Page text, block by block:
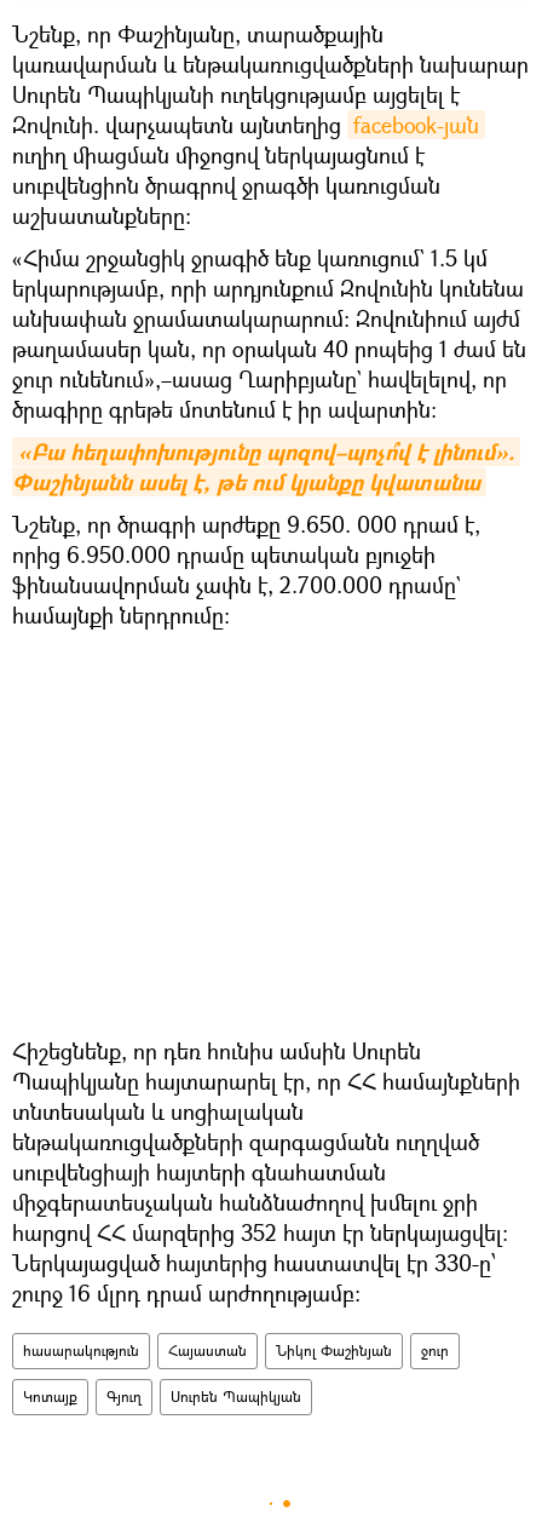
Նշենք, որ Փաշինյանը, տարածքային
կառավարման և ենթակառուցվածքների նախարար
Սուրեն Պապիկյանի ուղեկցությամբ այցելել է
Զովունի. վարչապետն այնտեղից facebook-յան
ուղիղ միացման միջոցով ներկայացնում է
սուբվենցիոն ծրագրով ջրագծի կառուցման
աշխատանքները։
«Հիմա շրջանցիկ ջրագիծ ենք կառուցում` 1.5 կմ
երկարությամբ, որի արդյունքում Զովունին կունենա
անխափան ջրամատակարարում։ Զովունիում այժմ
թաղամասեր կան, որ օրական 40 րոպեից 1 ժամ են
ջուր ունենում»,–ասաց Ղարիբյանը` հավելելով, որ
ծրագիրը գրեթե մոտենում է իր ավարտին։
«Բա հեղափոխությունը պոզով–պոչո՞վ է լինում».
Փաշինյանն ասել է, թե ում կյանքը կվատանա
Նշենք, որ ծրագրի արժեքը 9.650. 000 դրամ է,
որից 6.950.000 դրամը պետական բյուջեի
ֆինանսավորման չափն է, 2.700.000 դրամը`
համայնքի ներդրումը:
Հիշեցնենք, որ դեռ հունիս ամսին Սուրեն
Պապիկյանը հայտարարել էր, որ ՀՀ համայնքների
տնտեսական և սոցիալական
ենթակառուցվածքների զարգացմանն ուղղված
սուբվենցիայի հայտերի գնահատման
միջգերատեսչական հանձնաժողով խմելու ջրի
հարցով ՀՀ մարզերից 352 հայտ էր ներկայացվել։
Ներկայացված հայտերից հաստատվել էր 330-ը՝
շուրջ 16 մլրդ դրամ արժողությամբ։
հասարակություն Հայաստան Նիկոլ Փաշինյան ջուր
Կոտայք Գյուղ Սուրեն Պապիկյան